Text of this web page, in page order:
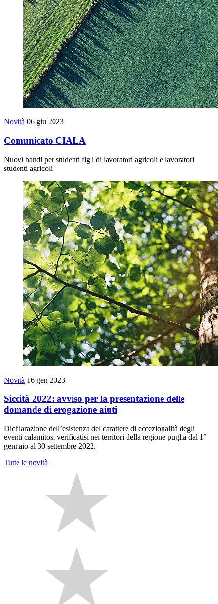
Novità 06 giu 2023
Comunicato CIALA
Nuovi bandi per studenti figli di lavoratori agricoli e lavoratori
studenti agricoli
Novità 16 gen 2023
Siccità 2022: avviso per la presentazione delle
domande di erogazione aiuti
Dichiarazione dell’esistenza del carattere di eccezionalità degli
eventi calamitosi verificatisi nei territori della regione puglia dal 1°
gennaio al 30 settembre 2022.
Tutte le novità